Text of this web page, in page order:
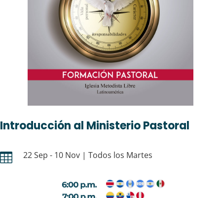
Introducción al Ministerio Pastoral
 22 Sep - 10 Nov | Todos los Martes